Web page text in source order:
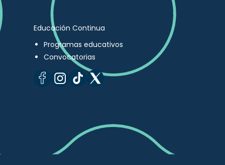
Educación Continua
Programas educativos
Convocatorias